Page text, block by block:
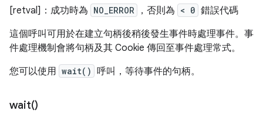
[retval]：成功時為 NO_ERROR ，否則為 < 0 錯誤代碼
這個呼叫可用於在建立句柄後稍後發生事件時處理事件。事
件處理機制會將句柄及其 Cookie 傳回至事件處理常式。
您可以使用 wait() 呼叫，等待事件的句柄。
wait()